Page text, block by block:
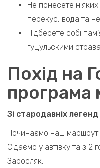
Не понесете
перекус, вода та
Підберете собі
гуцульскими
Похід на
програма
Зі стародавніх
Починаємо наш маршрут
Сідаємо у автівку та з 2
Заросляк.